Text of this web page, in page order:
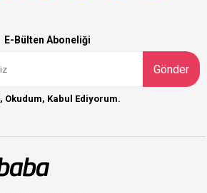
E-Bülten Aboneliği
Gönder
, Okudum, Kabul Ediyorum.